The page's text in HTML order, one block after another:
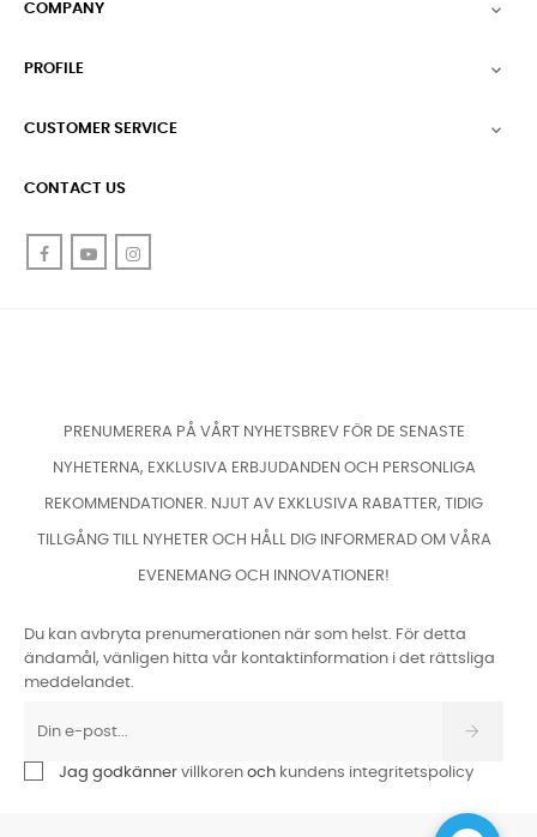
COMPANY 
PROFILE 
CUSTOMER SERVICE 
CONTACT US
FacebookYouTube
PRENUMERERA PÅ VÅRT NYHETSBREV FÖR DE SENASTE
NYHETERNA, EXKLUSIVA ERBJUDANDEN OCH PERSONLIGA
REKOMMENDATIONER. NJUT AV EXKLUSIVA RABATTER, TIDIG
TILLGÅNG TILL NYHETER OCH HÅLL DIG INFORMERAD OM VÅRA
EVENEMANG OCH INNOVATIONER!
Du kan avbryta prenumerationen när som helst. För detta
ändamål, vänligen hitta vår kontaktinformation i det rättsliga
meddelandet.
Jag godkänner villkoren och kundens integritetspolicy